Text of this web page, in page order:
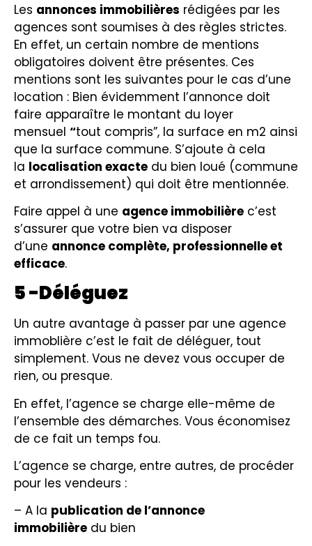
Les annonces immobilières rédigées par les
agences sont soumises à des règles strictes.
En effet, un certain nombre de mentions
obligatoires doivent être présentes. Ces
mentions sont les suivantes pour le cas d’une
location : Bien évidemment l’annonce doit
faire apparaître le montant du loyer
mensuel “tout compris”, la surface en m2 ainsi
que la surface commune. S’ajoute à cela
la localisation exacte du bien loué (commune
et arrondissement) qui doit être mentionnée.
Faire appel à une agence immobilière c’est
s’assurer que votre bien va disposer
d’une annonce complète, professionnelle et
efficace.
5 -Déléguez
Un autre avantage à passer par une agence
immoblière c’est le fait de déléguer, tout
simplement. Vous ne devez vous occuper de
rien, ou presque.
En effet, l’agence se charge elle-même de
l’ensemble des démarches. Vous économisez
de ce fait un temps fou.
L’agence se charge, entre autres, de procéder
pour les vendeurs :
– A la publication de l’annonce
immobilière du bien